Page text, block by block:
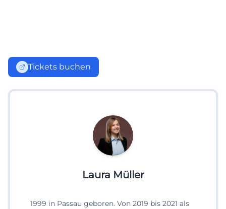
Tickets buchen
Laura Müller
1999 in Passau geboren. Von 2019 bis 2021 als